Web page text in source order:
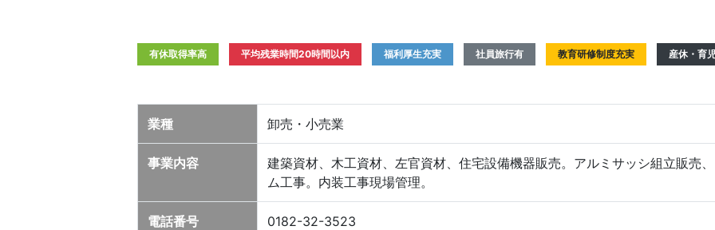
有休取得率高 平均残業時間20時間以内 福利厚生充実 社員旅行有 教育研修制度充実 産休・育
業種 卸売・小売業
事業内容
建築資材、木工資材、左官資材、住宅設備機器販売。アルミサッシ組立販売
ム工事。内装工事現場管理。
電話番号 0182-32-3523